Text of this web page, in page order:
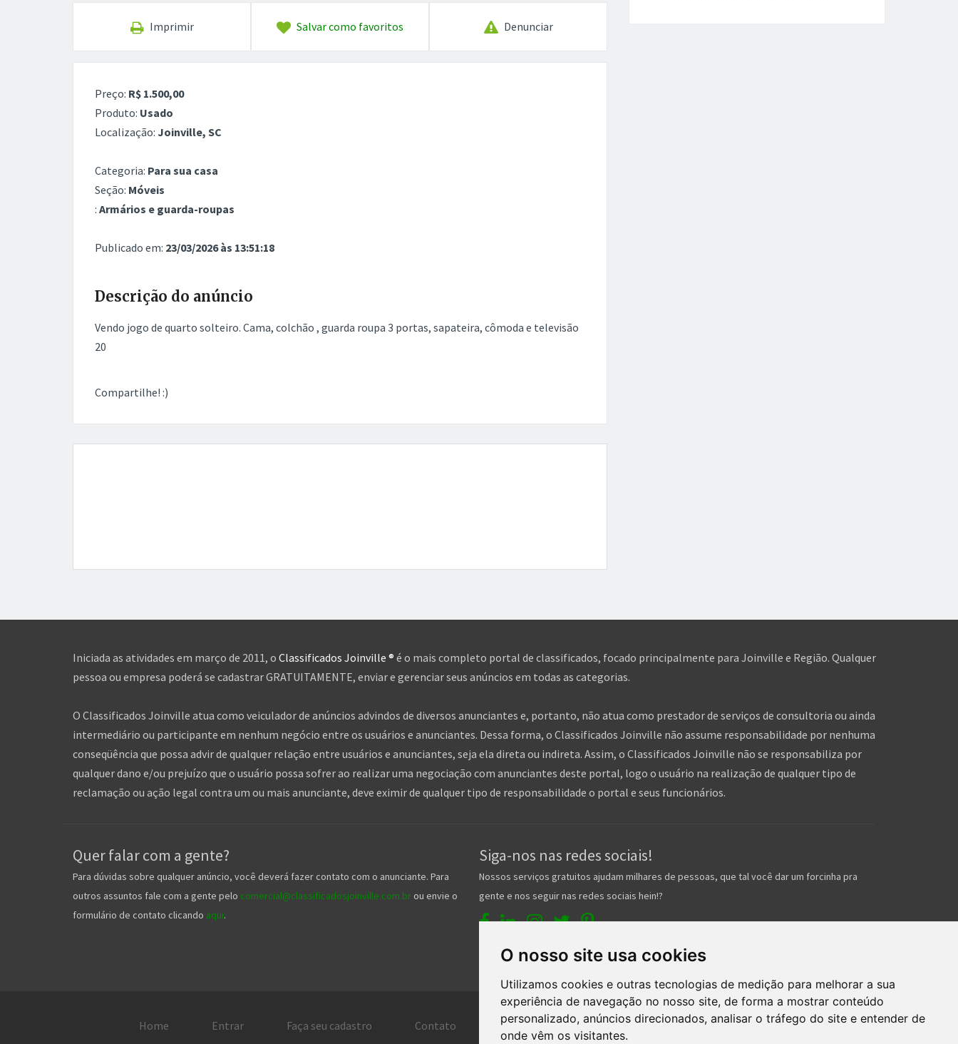
O nosso site usa cookies
Utilizamos cookies e outras tecnologias de medição para melhorar a sua
experiência de navegação no nosso site, de forma a mostrar conteúdo
personalizado, anúncios direcionados, analisar o tráfego do site e entender de
onde vêm os visitantes.
Imprimir Salvar como favoritos Denunciar
Preço: R$ 1.500,00
Produto: Usado
Localização: Joinville, SC
Categoria: Para sua casa
Seção: Móveis
: Armários e guarda-roupas
Publicado em: 23/03/2026 às 13:51:18
Descrição do anúncio
Vendo jogo de quarto solteiro. Cama, colchão , guarda roupa 3 portas, sapateira, cômoda e televisão
20
Compartilhe! :)
Iniciada as atividades em março de 2011, o Classificados Joinville ® é o mais completo portal de classificados, focado principalmente para Joinville e Região. Qualquer
pessoa ou empresa poderá se cadastrar GRATUITAMENTE, enviar e gerenciar seus anúncios em todas as categorias.
O Classificados Joinville atua como veiculador de anúncios advindos de diversos anunciantes e, portanto, não atua como prestador de serviços de consultoria ou ainda
intermediário ou participante em nenhum negócio entre os usuários e anunciantes. Dessa forma, o Classificados Joinville não assume responsabilidade por nenhuma
conseqüência que possa advir de qualquer relação entre usuários e anunciantes, seja ela direta ou indireta. Assim, o Classificados Joinville não se responsabiliza por
qualquer dano e/ou prejuízo que o usuário possa sofrer ao realizar uma negociação com anunciantes deste portal, logo o usuário na realização de qualquer tipo de
reclamação ou ação legal contra um ou mais anunciante, deve eximir de qualquer tipo de responsabilidade o portal e seus funcionários.
Quer falar com a gente?
Para dúvidas sobre qualquer anúncio, você deverá fazer contato com o anunciante. Para
outros assuntos fale com a gente pelo comercial@classificadosjoinville.com.br ou envie o
formulário de contato clicando aqui.
Siga-nos nas redes sociais!
Nossos serviços gratuitos ajudam milhares de pessoas, que tal você dar um forcinha pra
gente e nos seguir nas redes sociais hein!?
Home Entrar Faça seu cadastro Contato Central de ajuda Termos de uso Inserir anúncio grátis